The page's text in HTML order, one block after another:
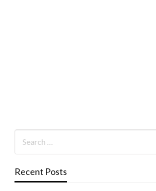
Recent Posts